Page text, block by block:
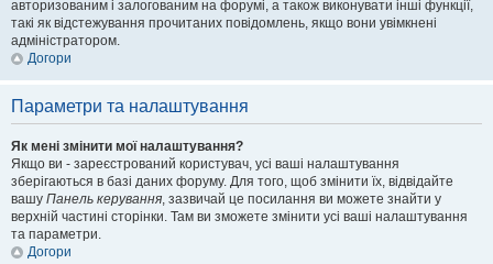
авторизованим і залогованим на форумі, а також виконувати інші функції,
такі як відстежування прочитаних повідомлень, якщо вони увімкнені
адміністратором.
Догори
Параметри та налаштування
Як мені змінити мої налаштування?
Якщо ви - зареєстрований користувач, усі ваші налаштування
зберігаються в базі даних форуму. Для того, щоб змінити їх, відвідайте
вашу Панель керування, зазвичай це посилання ви можете знайти у
верхній частині сторінки. Там ви зможете змінити усі ваші налаштування
та параметри.
Догори